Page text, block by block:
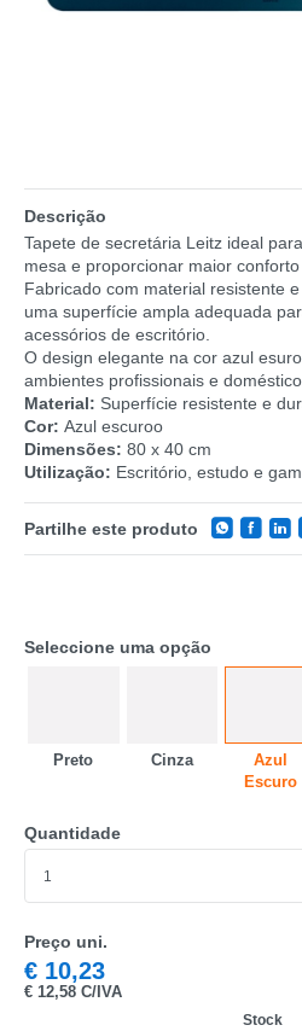
Descrição
Tapete de secretária Leitz ideal
mesa e proporcionar maior
Fabricado com material resistente
uma superfície ampla adequada
acessórios de escritório.
O design elegante na cor azul
ambientes profissionais e
Material: Superfície resistente e
Cor: Azul escuroo
Dimensões: 80 x 40 cm
Utilização: Escritório, estudo e
Partilhe este produto
Seleccione uma opção
Preto Cinza
Azul
Escuro
Quantidade
Preço uni.
€ 10,23
€ 12,58 C/IVA
Stock
EAN
MODELO